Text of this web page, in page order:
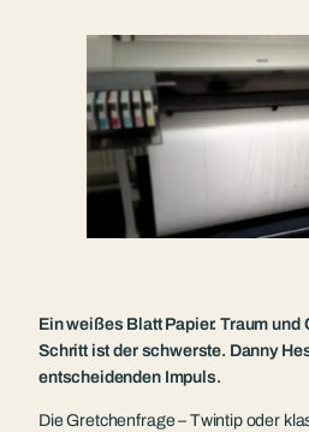
Ein weißes Blatt Papier. Traum und
Schritt ist der schwerste. Danny
entscheidenden Impuls.
Die Gretchenfrage – Twintip oder